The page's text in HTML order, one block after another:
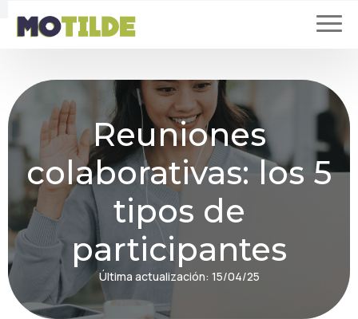
Reuniones
colaborativas: los 5
tipos de
participantes
Última actualización: 15/04/25